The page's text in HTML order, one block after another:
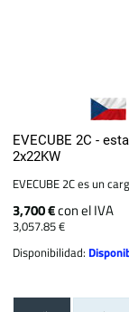
EVECUBE 2C -
2x22KW
EVECUBE 2C es un
3,700 €con el IVA
3,057.85 €
Disponibilidad: